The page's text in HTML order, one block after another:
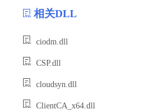
相关DLL
ciodm.dll
CSP.dll
cloudsyn.dll
ClientCA_x64.dll